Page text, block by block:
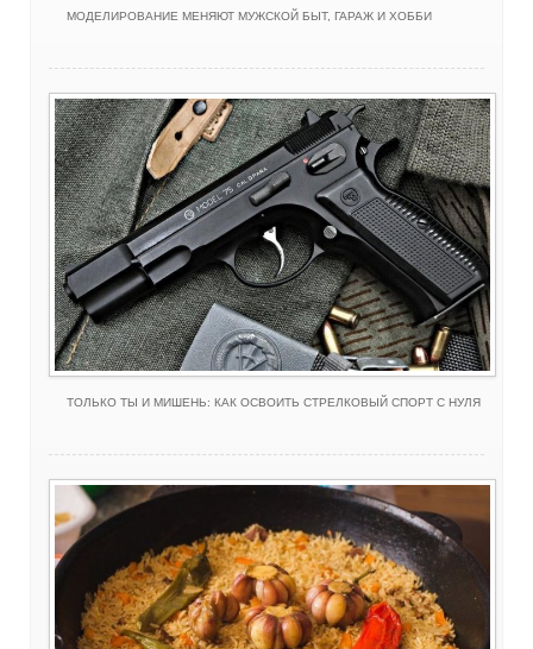
МОДЕЛИРОВАНИЕ МЕНЯЮТ МУЖСКОЙ БЫТ, ГАРАЖ И ХОББИ
ТОЛЬКО ТЫ И МИШЕНЬ: КАК ОСВОИТЬ СТРЕЛКОВЫЙ СПОРТ С НУЛЯ